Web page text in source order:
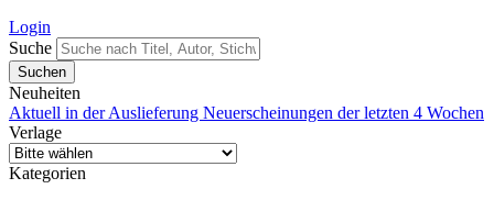
Login
Suche
Neuheiten
Aktuell in der Auslieferung Neuerscheinungen der letzten 4 Wochen
Verlage
Kategorien